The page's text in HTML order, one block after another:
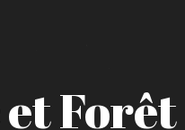
etForêt